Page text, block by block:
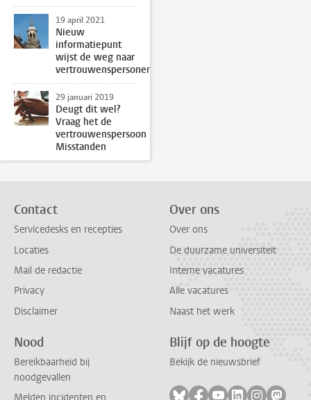
19 april 2021
Nieuw
informatiepunt
wijst de weg naar
vertrouwenspersonen
29 januari 2019
Deugt dit wel?
Vraag het de
vertrouwenspersoon
Misstanden
Contact
Servicedesks en recepties
Locaties
Mail de redactie
Privacy
Disclaimer
Over ons
Over ons
De duurzame universiteit
Interne vacatures
Alle vacatures
Naast het werk
Nood
Bereikbaarheid bij
noodgevallen
Blijf op de hoogte
Bekijk de nieuwsbrief
Volg ons op bluesky
Volg ons op facebook
Volg ons op
Volg ons op
Volg ons
Volg